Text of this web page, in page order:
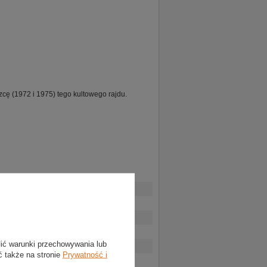
(1972 i 1975) tego kultowego rajdu.
warunki przechowywania lub
także na stronie Prywatność i